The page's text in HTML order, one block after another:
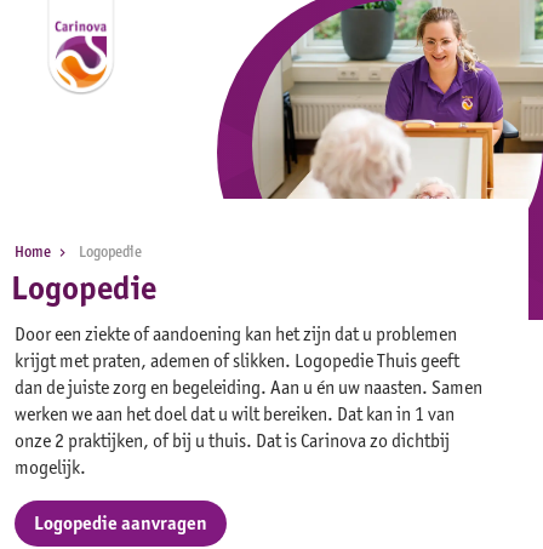
Home Logopedie
Logopedie
Door een ziekte of aandoening kan het zijn dat u problemen
krijgt met praten, ademen of slikken. Logopedie Thuis geeft
dan de juiste zorg en begeleiding. Aan u én uw naasten. Samen
werken we aan het doel dat u wilt bereiken. Dat kan in 1 van
onze 2 praktijken, of bij u thuis. Dat is Carinova zo dichtbij
mogelijk.
Logopedie aanvragen